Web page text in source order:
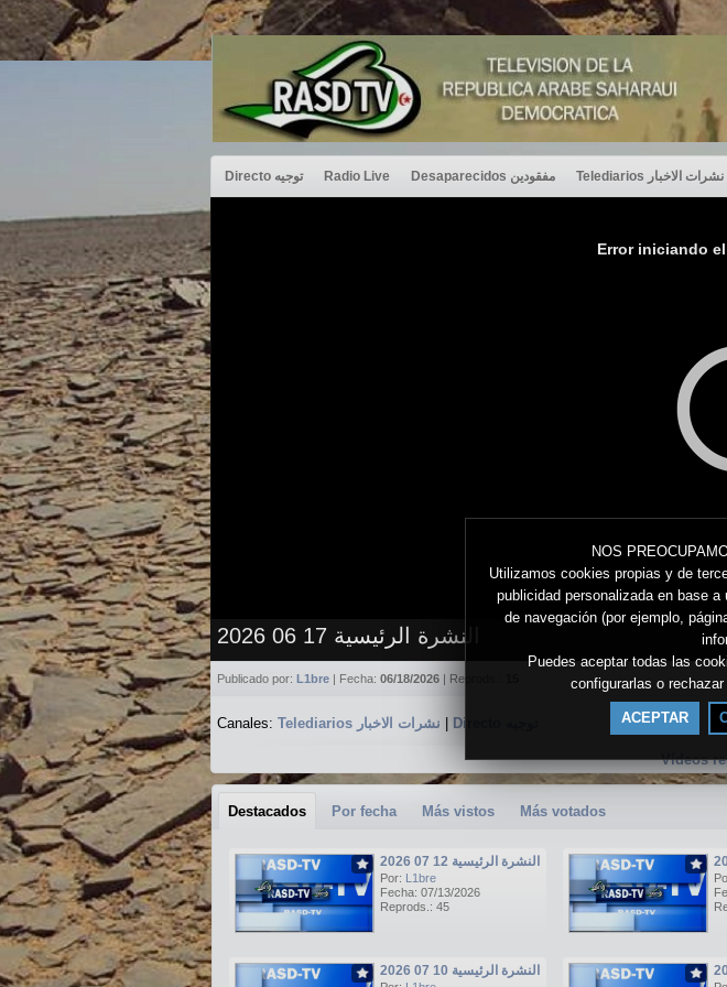
NOS
Utilizamos cookies propias y de
publicidad personalizada en base
de navegación (por ejemplo,
Puedes aceptar todas las
configurarlas o
ACEPTAR
Directo توجيه Radio Live Desaparecidos مفقودين Telediarios نشرات الاخبار
Error iniciando
النشرة الرئيسية 17 06 2026
Publicado por: L1bre | Fecha: 06/18/2026 | Reprods.:
Canales: Telediarios نشرات الاخبار
Vídeos
Destacados Por fecha Más vistos Más votados
النشرة الرئيسية 12 07 2026
Por: L1bre
Fecha: 07/13/2026
Reprods.: 45
النشرة الرئيسية 10 07 2026